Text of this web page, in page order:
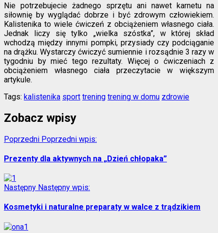
Nie potrzebujecie żadnego sprzętu ani nawet karnetu na
siłownię by wyglądać dobrze i być zdrowym człowiekiem.
Kalistenika to wiele ćwiczeń z obciążeniem własnego ciała.
Jednak liczy się tylko „wielka szóstka”, w której skład
wchodzą między innymi pompki, przysiady czy podciąganie
na drążku. Wystarczy ćwiczyć sumiennie i rozsądnie 3 razy w
tygodniu by mieć tego rezultaty. Więcej o ćwiczeniach z
obciążeniem własnego ciała przeczytacie w większym
artykule.
Tags: kalistenika sport trening trening w domu zdrowie
Zobacz wpisy
Poprzedni Poprzedni wpis:
Prezenty dla aktywnych na „Dzień chłopaka”
Następny Następny wpis:
Kosmetyki i naturalne preparaty w walce z trądzikiem